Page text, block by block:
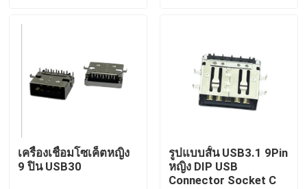
ทัวร์โรงงาน
ควบคุมคุณภาพ
เครื่องเชื่อมโซเค็ตหญิง
9 ปิน USB30
รูปแบบสั้น USB3.1 9Pin
หญิง DIP USB
Connector Socket C